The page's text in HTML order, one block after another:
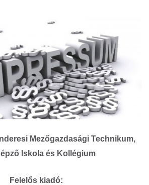
Mezőgazdasági Technikum,
Iskola és Kollégium
Felelős kiadó: